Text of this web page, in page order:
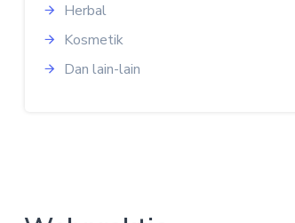
Herbal
Kosmetik
Dan lain-lain